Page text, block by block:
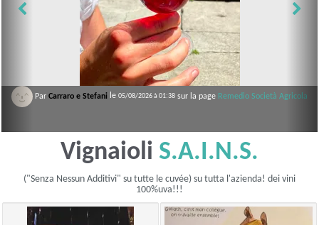
le 05/08/2026 à 01:38sur la pageRemedio Società Agricola
ParCarraro e Stefani le05/08/2026 à 01:38 sur la page Remedio Società Agricola
Vignaioli S.A.I.N.S.
("Senza Nessun Additivi" su tutte le cuvée) su tutta l'azienda! dei vini
100%uva!!!